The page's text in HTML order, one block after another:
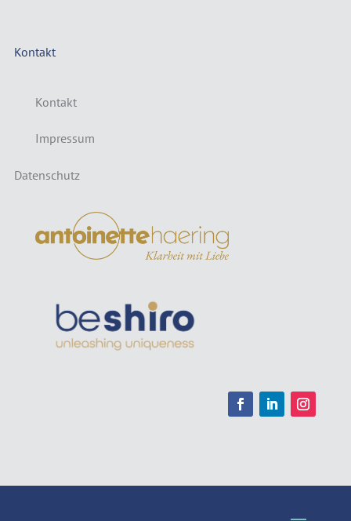
Kontakt
Kontakt
Impressum
Datenschutz